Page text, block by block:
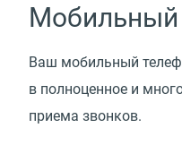
Ваш мобильный
в полноценное и
приема звонков.